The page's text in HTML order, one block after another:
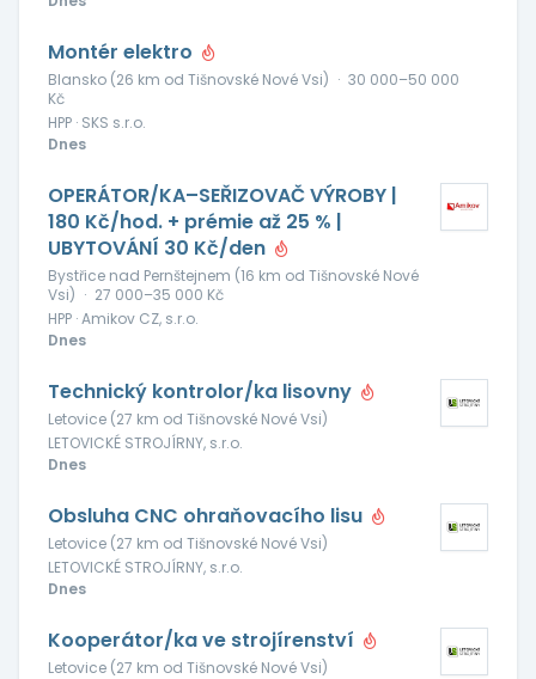
Montér elektro
Blansko (26 km od Tišnovské Nové Vsi) · 30 000–50 000
Kč
HPP · SKS s.r.o.
Dnes
OPERÁTOR/KA–SEŘIZOVAČ VÝROBY |
180 Kč/hod. + prémie až 25 % |
UBYTOVÁNÍ 30 Kč/den
Bystřice nad Pernštejnem (16 km od Tišnovské Nové
Vsi) · 27 000–35 000 Kč
HPP · Amikov CZ, s.r.o.
Dnes
Technický kontrolor/ka lisovny
Letovice (27 km od Tišnovské Nové Vsi)
LETOVICKÉ STROJÍRNY, s.r.o.
Dnes
Obsluha CNC ohraňovacího lisu
Letovice (27 km od Tišnovské Nové Vsi)
LETOVICKÉ STROJÍRNY, s.r.o.
Dnes
Kooperátor/ka ve strojírenství
Letovice (27 km od Tišnovské Nové Vsi)